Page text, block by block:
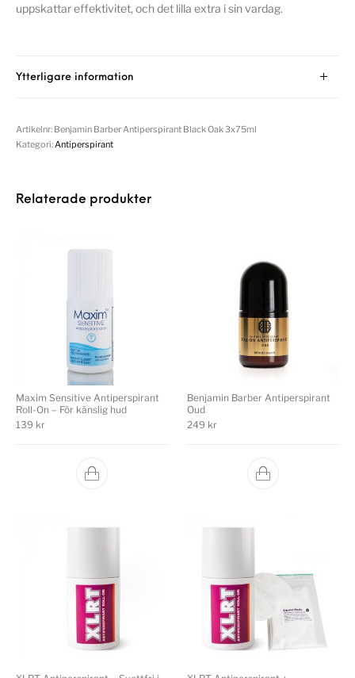
uppskattar effektivitet, och det lilla extra i sin vardag.
Ytterligare information
Artikelnr: Benjamin Barber Antiperspirant Black Oak 3x75ml
Kategori: Antiperspirant
Relaterade produkter
Maxim Sensitive Antiperspirant
Roll-On – För känslig hud
139 kr
Benjamin Barber Antiperspirant
Oud
249 kr